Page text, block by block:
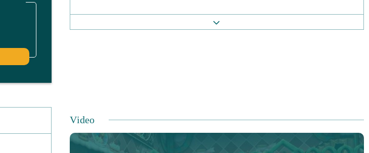
Video